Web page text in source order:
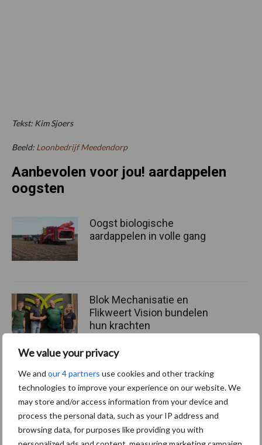
We value your privacy
We and our 4 partners use cookies and other tracking
technologies to improve your experience on our website. We
may store and/or access information from your device and
process the personal data, such as your IP address and
browsing data, for purposes like providing you with
Tekst: Kim Sjoers
Beeld: Loonbedrijf Meedendorp
Aanbevolen voor jou! aardappelen
oogsten
Oogst biologische
aardappelen in volle gang
Blok Mechanisatie en
Flikweert Vision bundelen
hun krachten
Voortgang veldkeuring: de
pootgoedpercelen rijpen
snel af